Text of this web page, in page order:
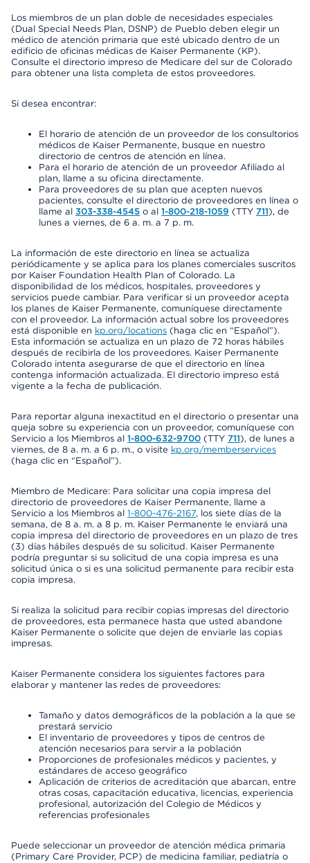
Los miembros de un plan doble de necesidades especiales
(Dual Special Needs Plan, DSNP) de Pueblo deben elegir un
médico de atención primaria que esté ubicado dentro de un
edificio de oficinas médicas de Kaiser Permanente (KP).
Consulte el directorio impreso de Medicare del sur de Colorado
para obtener una lista completa de estos proveedores.
Si desea encontrar:
El horario de atención de un proveedor de los consultorios
médicos de Kaiser Permanente, busque en nuestro
directorio de centros de atención en línea.
Para el horario de atención de un proveedor Afiliado al
plan, llame a su oficina directamente.
Para proveedores de su plan que acepten nuevos
pacientes, consulte el directorio de proveedores en línea o
llame al 303-338-4545 o al 1-800-218-1059 (TTY 711), de
lunes a viernes, de 6 a. m. a 7 p. m.
La información de este directorio en línea se actualiza
periódicamente y se aplica para los planes comerciales suscritos
por Kaiser Foundation Health Plan of Colorado. La
disponibilidad de los médicos, hospitales, proveedores y
servicios puede cambiar. Para verificar si un proveedor acepta
los planes de Kaiser Permanente, comuníquese directamente
con el proveedor. La información actual sobre los proveedores
está disponible en kp.org/locations (haga clic en “Español”).
Esta información se actualiza en un plazo de 72 horas hábiles
después de recibirla de los proveedores. Kaiser Permanente
Colorado intenta asegurarse de que el directorio en línea
contenga información actualizada. El directorio impreso está
vigente a la fecha de publicación.
Para reportar alguna inexactitud en el directorio o presentar una
queja sobre su experiencia con un proveedor, comuníquese con
Servicio a los Miembros al 1-800-632-9700 (TTY 711), de lunes a
viernes, de 8 a. m. a 6 p. m., o visite kp.org/memberservices
(haga clic en “Español”).
Miembro de Medicare: Para solicitar una copia impresa del
directorio de proveedores de Kaiser Permanente, llame a
Servicio a los Miembros al 1-800-476-2167, los siete días de la
semana, de 8 a. m. a 8 p. m. Kaiser Permanente le enviará una
copia impresa del directorio de proveedores en un plazo de tres
(3) días hábiles después de su solicitud. Kaiser Permanente
podría preguntar si su solicitud de una copia impresa es una
solicitud única o si es una solicitud permanente para recibir esta
copia impresa.
Si realiza la solicitud para recibir copias impresas del directorio
de proveedores, esta permanece hasta que usted abandone
Kaiser Permanente o solicite que dejen de enviarle las copias
impresas.
Kaiser Permanente considera los siguientes factores para
elaborar y mantener las redes de proveedores:
Tamaño y datos demográficos de la población a la que se
prestará servicio
El inventario de proveedores y tipos de centros de
atención necesarios para servir a la población
Proporciones de profesionales médicos y pacientes, y
estándares de acceso geográfico
Aplicación de criterios de acreditación que abarcan, entre
otras cosas, capacitación educativa, licencias, experiencia
profesional, autorización del Colegio de Médicos y
referencias profesionales
Puede seleccionar un proveedor de atención médica primaria
(Primary Care Provider, PCP) de medicina familiar, pediatría o